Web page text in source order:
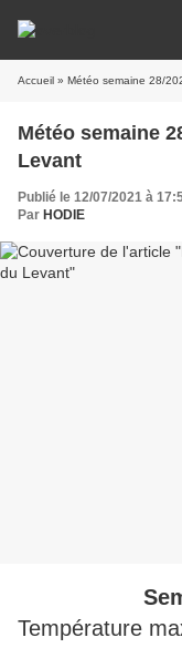
Accueil » Météo semaine 28/
Météo semaine 28/2021 -
Levant
Publié le 12/07/2021 à
Par HODIE
Température